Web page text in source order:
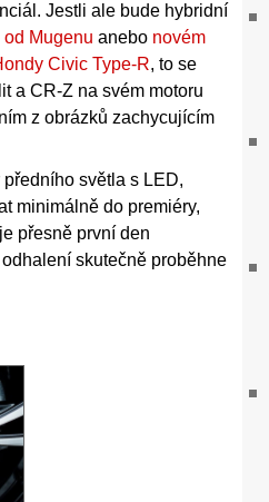
Jestli ale bude hybridní
Mugenu anebo novém
Civic Type-R, to se
a CR-Z na svém motoru
z obrázků zachycujícím
světla s LED,
minimálně do premiéry,
přesně první den
skutečně proběhne